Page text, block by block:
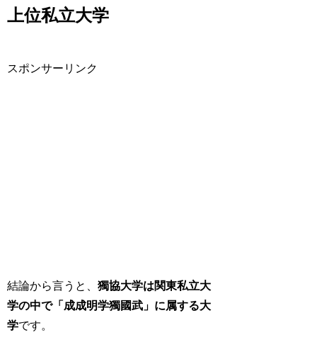
上位私立大学
スポンサーリンク
結論から言うと、獨協大学は関東私立大
学の中で「成成明学獨國武」に属する大
学です。